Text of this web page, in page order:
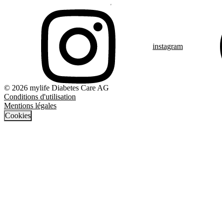
instagram
© 2026 mylife Diabetes Care AG
Conditions d'utilisation
Mentions légales
Cookies